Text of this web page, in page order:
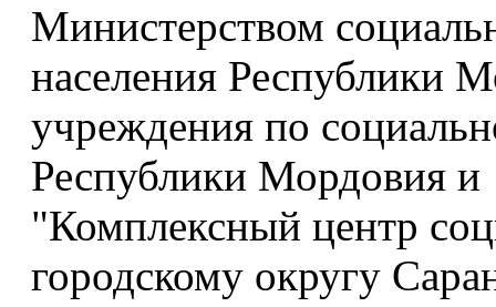
Министерством
населения Республики
учреждения по
Республики
"Комплексный центр
городскому округу